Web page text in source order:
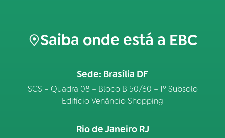
Saiba onde está a EBC
Sede: Brasília DF
SCS – Quadra 08 – Bloco B 50/60 – 1º Subsolo
Edifício Venâncio Shopping
Rio de Janeiro RJ